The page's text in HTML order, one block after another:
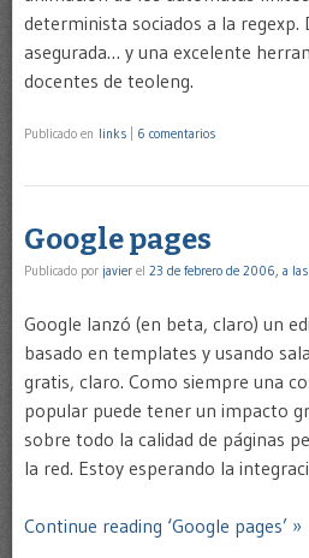
determinista sociados a la regexp.
asegurada… y una excelente
docentes de teoleng.
Publicado en links 6 comentarios
Google pages
Publicado por javier el 23 de febrero de 2006, a
Google lanzó (en beta, claro) un
basado en templates y usando
gratis, claro. Como siempre una
popular puede tener un impacto
sobre todo la calidad de páginas
la red. Estoy esperando la
Continue reading ‘Google pages’ »